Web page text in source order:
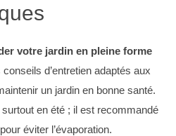
votre jardin en pleine forme
d’entretien adaptés aux
un jardin en bonne santé.
surtout en été ; il est recommandé
éviter l’évaporation.